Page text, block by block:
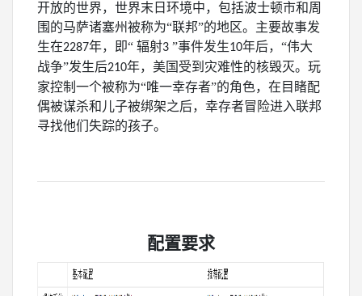
开放的世界，世界末日环境中，包括波士顿市和周
围的马萨诸塞州被称为“联邦”的地区。主要故事发
生在2287年，即“ 辐射3 ”事件发生10年后，“伟大
战争”发生后210年，美国受到灾难性的核毁灭。玩
家控制一个被称为“唯一幸存者”的角色，在目睹配
偶被谋杀和儿子被绑架之后，幸存者冒险进入联邦
寻找他们失踪的孩子。
配置要求